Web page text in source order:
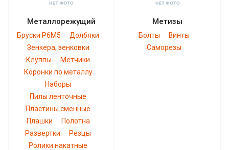
Металлорежущий
Бруски Р6М5
Долбяки
Зенкера, зенковки
Клуппы
Метчики
Коронки по металлу
Наборы
Пилы ленточные
Пластины сменные
Плашки
Полотна
Развертки
Резцы
Ролики накатные
Метизы
Болты
Винты
Саморезы